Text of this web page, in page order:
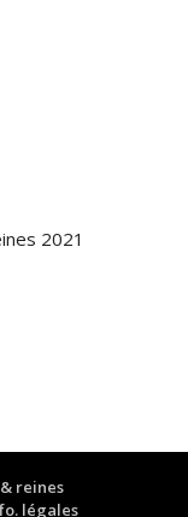
2021
reines
légales